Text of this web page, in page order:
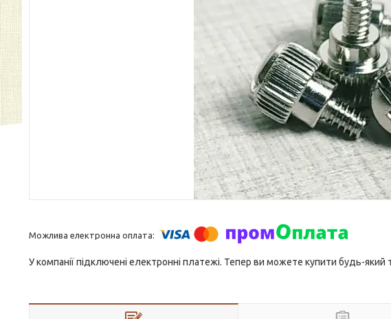
У компанії підключені електронні платежі. Тепер ви можете купити будь-